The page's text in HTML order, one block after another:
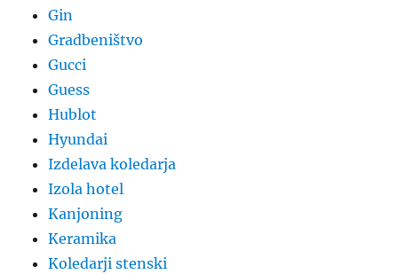
Gin
Gradbeništvo
Gucci
Guess
Hublot
Hyundai
Izdelava koledarja
Izola hotel
Kanjoning
Keramika
Koledarji stenski